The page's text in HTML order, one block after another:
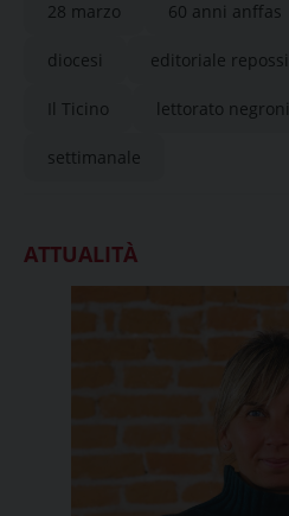
28 marzo 60 anni anffas
diocesi editoriale repossi
Il Ticino lettorato negroni
settimanale
ATTUALITÀ